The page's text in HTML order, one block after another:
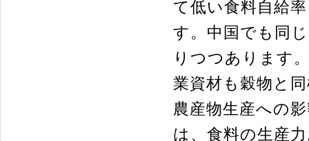
て低い食料自給
す。中国でも同
りつつあります
業資材も穀物と
農産物生産への
は、食料の生産